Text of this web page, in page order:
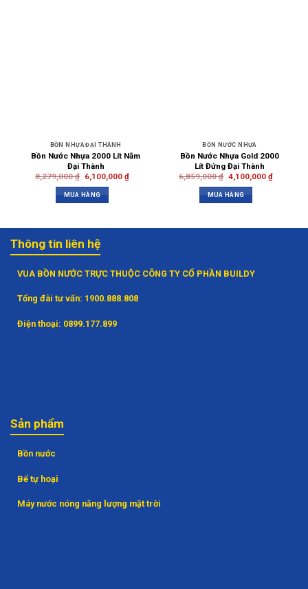
BỒN NHỰA ĐẠI THÀNH
Bồn Nước Nhựa 2000 Lít Nằm
Đại Thành
8,279,000₫ 6,100,000 ₫
MUA HÀNG
BỒN NƯỚC NHỰA
Bồn Nước Nhựa Gold 2000
Lít Đứng Đại Thành
6,859,000₫ 4,100,000 ₫
MUA HÀNG
Thông tin liên hệ
VUA BỒN NƯỚC TRỰC THUỘC CÔNG TY CỔ PHẦN BUILDY
Tổng đài tư vấn: 1900.888.808
Điện thoại: 0899.177.899
Sản phẩm
Bồn nước
Bể tự hoại
Máy nước nóng năng lượng mặt trời